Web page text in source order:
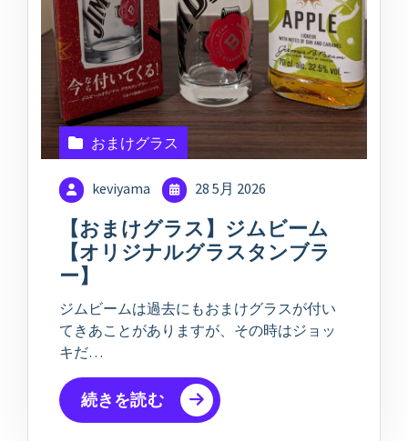
おまけグラス
keviyama 28 5月 2026
【おまけグラス】ジムビーム
【オリジナルグラスタンブラ
ー】
ジムビームは過去にもおまけグラスが付い
てきあことがありますが、その時はジョッ
キだ…
続きを読む